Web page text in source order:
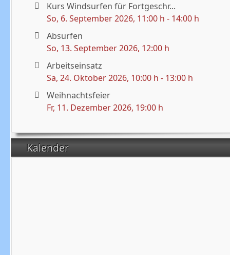
Kurs Windsurfen für Fortgeschr...
So, 6. September 2026, 11:00 h - 14:00 h
Absurfen
So, 13. September 2026, 12:00 h
Arbeitseinsatz
Sa, 24. Oktober 2026, 10:00 h - 13:00 h
Weihnachtsfeier
Fr, 11. Dezember 2026, 19:00 h
Kalender